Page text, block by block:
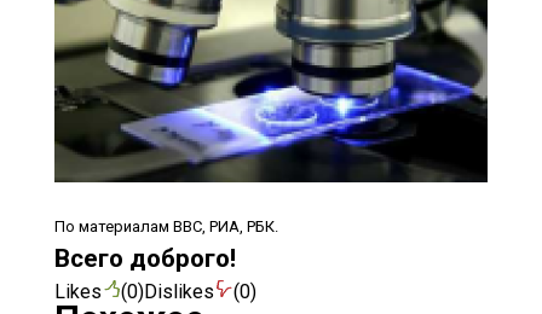
По материалам BBC, РИА, РБК.
Всего доброго!
Похожее
Автор:Муза Искусителя
Добавить комментарий